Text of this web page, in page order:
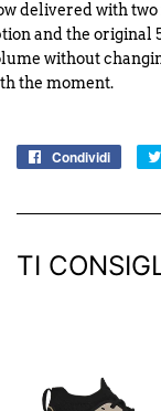
delivered with
and the original
without
the moment.
Condividi
TI